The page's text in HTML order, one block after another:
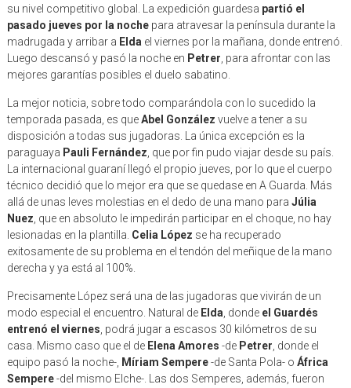
su nivel competitivo global. La expedición guardesa partió el
pasado jueves por la nochepara atravesar la península durante la
madrugada y arribar a Elda el viernes por la mañana, donde entrenó.
Luego descansó y pasó la noche en Petrer, para afrontar con las
mejores garantías posibles el duelo sabatino.
La mejor noticia, sobre todo comparándola con lo sucedido la
temporada pasada, es queAbel González vuelve a tener a su
disposición a todas sus jugadoras. La única excepción es la
paraguaya Pauli Fernández, que por fin pudo viajar desde su país.
La internacional guaraní llegó el propio jueves, por lo que el cuerpo
técnico decidió que lo mejor era que se quedase en A Guarda. Más
allá de unas leves molestias en el dedo de una mano para Júlia
Nuez, que en absoluto le impedirán participar en el choque, no hay
lesionadas en la plantilla. Celia López se ha recuperado
exitosamente de su problema en el tendón del meñique de la mano
derecha y ya está al 100%.
Precisamente López será una de las jugadoras que vivirán de un
modo especial el encuentro. Natural de Elda, donde el Guardés
entrenó el viernes, podrá jugar a escasos 30 kilómetros de su
casa. Mismo caso que el de Elena Amores -de Petrer, donde el
equipo pasó la noche-, Míriam Sempere-de Santa Pola- o África
Sempere-del mismo Elche-. Las dos Semperes, además, fueron